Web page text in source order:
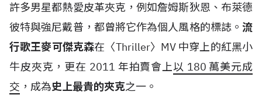
許多男星都熱愛皮革夾克，例如詹姆斯狄恩、布萊德
彼特與強尼戴普，都曾將它作為個人風格的標誌。 流
行歌王麥可傑克森在〈Thriller〉 MV 中穿上的紅黑小
牛皮夾克，更在 2011 年拍賣會上以 180 萬美元成
交 ，成為史上最貴的夾克之一。